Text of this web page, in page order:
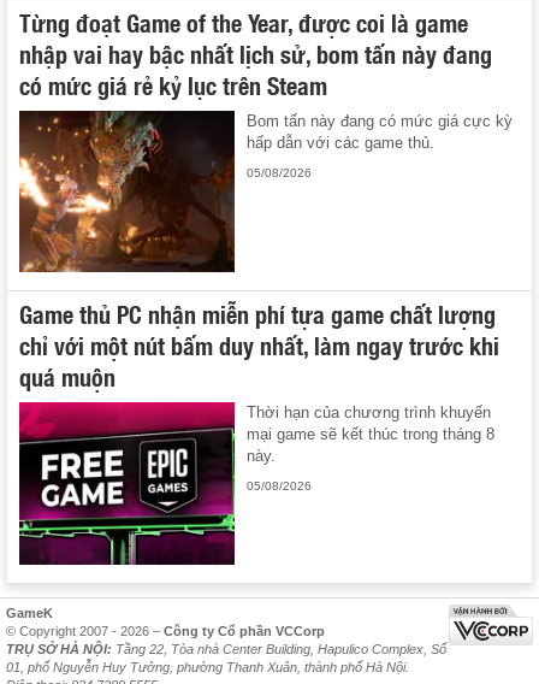
Từng đoạt Game of the Year, được coi là game
nhập vai hay bậc nhất lịch sử, bom tấn này đang
có mức giá rẻ kỷ lục trên Steam
Bom tấn này đang có mức giá cực kỳ
hấp dẫn với các game thủ.
05/08/2026
Game thủ PC nhận miễn phí tựa game chất lượng
chỉ với một nút bấm duy nhất, làm ngay trước khi
quá muộn
Thời hạn của chương trình khuyến
mại game sẽ kết thúc trong tháng 8
này.
05/08/2026
GameK
© Copyright 2007 - 2026 – Công ty Cổ phần VCCorp
TRỤ SỞ HÀ NỘI: Tầng 22, Tòa nhà Center Building, Hapulico Complex, Số
01, phố Nguyễn Huy Tưởng, phường Thanh Xuân, thành phố Hà Nội.